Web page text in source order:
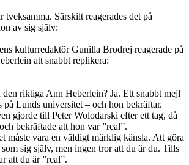
tveksamma. Särskilt reagerades det på
av sig själv:
kulturredaktör Gunilla Brodrej reagerade på
att snabbt replikera:
den riktiga Ann Heberlein? Ja. Ett snabbt mejl
på Lunds universitet – och hon bekräftar.
gjorde till Peter Wolodarski efter ett tag, då
bekräftade att hon var ”real”.
måste vara en väldigt märklig känsla. Att göra
sig själv, men ingen tror att du är du. Tills
att du är ”real”.